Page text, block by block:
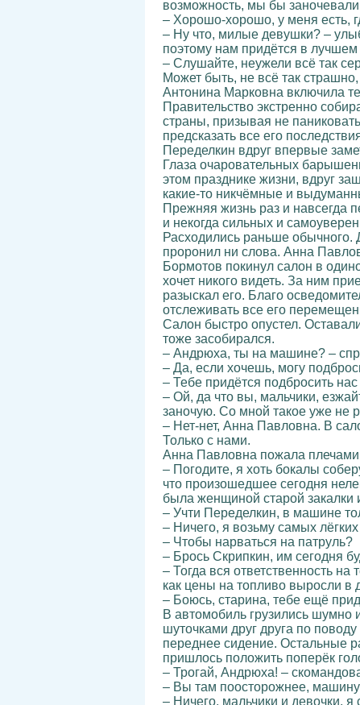
возможность, мы бы
– Хорошо-хорошо, у меня есть,
– Ну что, милые девушки? –
поэтому нам придётся в
– Слушайте, неужели всё так
Может быть, не всё так
Антонина Марковна включила
Правительство экстренно
страны, призывая не
предсказать все его
Переделкин вдруг впервые
Глаза очаровательных
этом празднике жизни, вдруг
какие-то никчёмные и
Прежняя жизнь раз и навсегда
и некогда сильных и
Расходились раньше обычного.
проронил ни слова. Анна
Бормотов покинул салон в
хочет никого видеть. За ним
разыскал его. Благо
отслеживать все его
Салон быстро опустел.
тоже засобирался.
– Андрюха, ты на машине? –
– Да, если хочешь, могу
– Тебе придётся подбросить
– Ой, да что вы, мальчики,
заночую. Со мной такое уже не
– Нет-нет, Анна Павловна. В
Только с нами.
Анна Павловна пожала плечами
– Погодите, я хоть бокалы
что произошедшее сегодня
была женщиной старой закалки
– Учти Переделкин, в машине
– Ничего, я возьму самых
– Чтобы нарваться на патруль?
– Брось Скрипкин, им сегодня
– Тогда вся ответственность
как цены на топливо выросли в
– Боюсь, старина, тебе ещё
В автомобиль грузились шумно
шуточками друг друга по
переднее сидение. Остальные
пришлось положить поперёк
– Трогай, Андрюха! –
– Вы там поосторожнее, машину
– Ничего, мальчики и девочки,